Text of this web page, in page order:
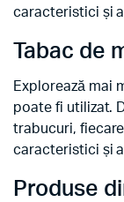
caracteristici și
Tabac de
Explorează mai
poate fi utilizat.
trabucuri,
caracteristici și
Produse